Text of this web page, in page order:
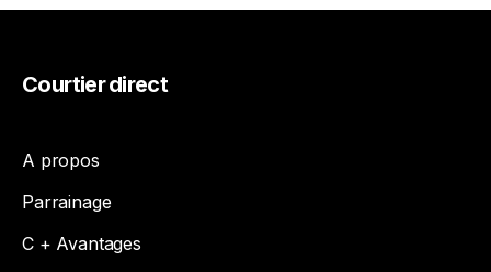
Courtierdirect
A propos
Parrainage
C + Avantages